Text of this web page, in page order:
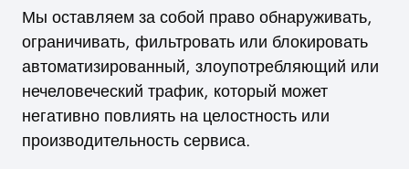
Мы оставляем за собой право обнаруживать,
ограничивать, фильтровать или блокировать
автоматизированный, злоупотребляющий или
нечеловеческий трафик, который может
негативно повлиять на целостность или
производительность сервиса.